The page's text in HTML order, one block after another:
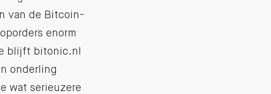
van de Bitcoin-
enorm
blijft bitonic.nl
onderling
wat serieuzere